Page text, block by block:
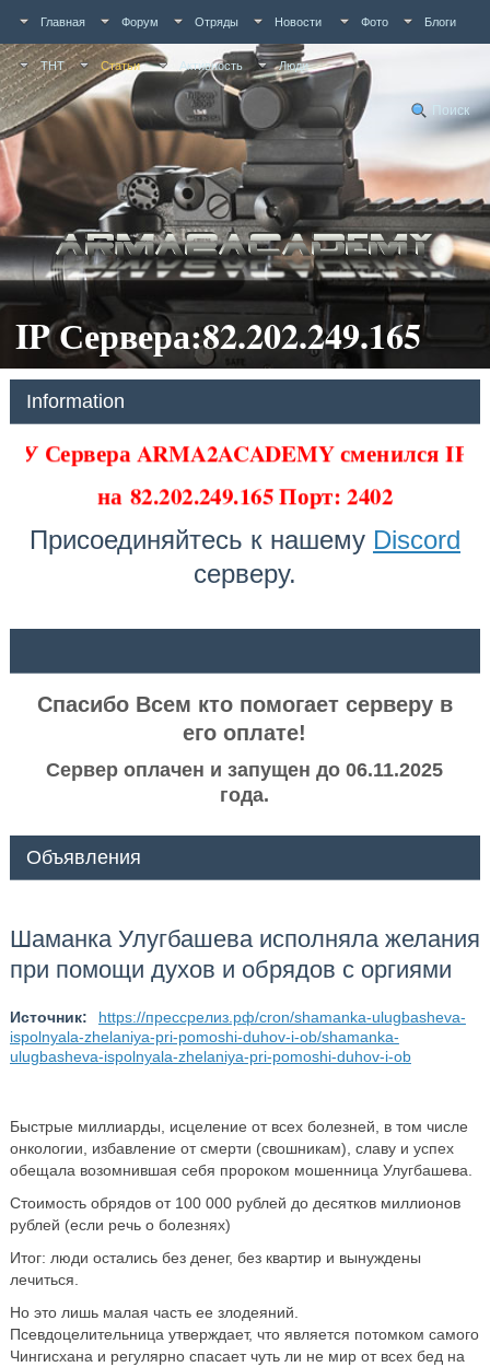
Главная Форум Отряды Новости Фото Блоги
ТНТ Статьи Активность Люди
Поиск
IP Сервера:82.202.249.165
Information
У Сервера ARMA2ACADEMY сменился IP
на82.202.249.165 Порт: 2402
Присоединяйтесь к нашему Discord
серверу.
Спасибо Всем кто помогает серверу в
его оплате!
Сервер оплачен и запущен до 06.11.2025
года.
Объявления
Шаманка Улугбашева исполняла желания
при помощи духов и обрядов с оргиями
Источник:
https://прессрелиз.рф/cron/shamanka-ulugbasheva-
ispolnyala-zhelaniya-pri-pomoshi-duhov-i-ob/shamanka-
ulugbasheva-ispolnyala-zhelaniya-pri-pomoshi-duhov-i-ob
Быстрые миллиарды, исцеление от всех болезней, в том числе
онкологии, избавление от смерти (свошникам), славу и успех
обещала возомнившая себя пророком мошенница Улугбашева.
Стоимость обрядов от 100 000 рублей до десятков миллионов
рублей (если речь о болезнях)
Итог: люди остались без денег, без квартир и вынуждены
лечиться.
Но это лишь малая часть ее злодеяний.
Псевдоцелительница утверждает, что является потомком самого
Чингисхана и регулярно спасает чуть ли не мир от всех бед на